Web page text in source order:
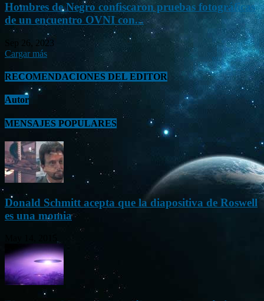
Hombres de Negro confiscaron pruebas fotográficas
de un encuentro OVNI con...
Sep 26, 2023
Cargar más
RECOMENDACIONES DEL EDITOR
Autor
MENSAJES POPULARES
Donald Schmitt acepta que la diapositiva de Roswell
es una momia